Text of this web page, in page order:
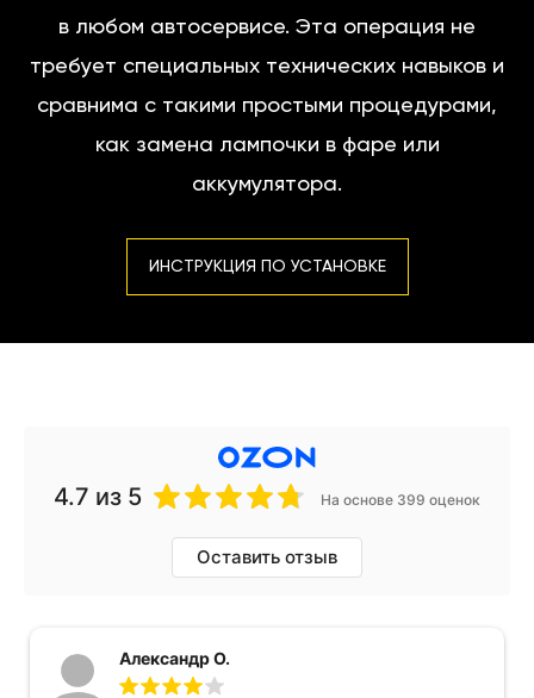
в любом автосервисе. Эта операция не
требует специальных технических навыков и
сравнима с такими простыми процедурами,
как замена лампочки в фаре или
аккумулятора.
ИНСТРУКЦИЯ ПО УСТАНОВКЕ
4.7 из 5 На основе 399 оценок
Оставить отзыв
Александр О.